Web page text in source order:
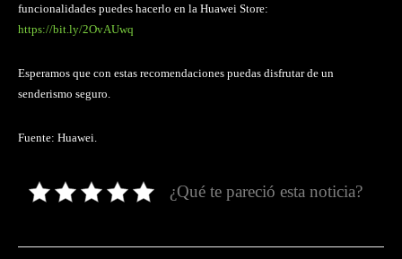
funcionalidades puedes hacerlo en la Huawei Store:
https://bit.ly/2OvAUwq
Esperamos que con estas recomendaciones puedas disfrutar de un
senderismo seguro.
Fuente: Huawei.
¿Qué te pareció esta noticia?